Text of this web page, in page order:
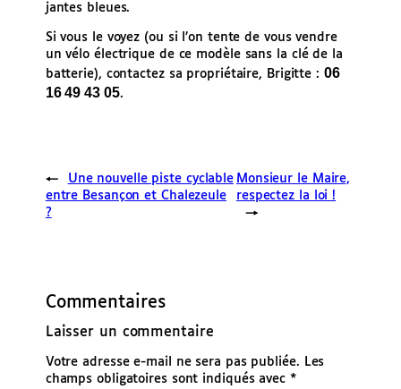
jantes bleues.
Si vous le voyez (ou si l’on tente de vous vendre
un vélo électrique de ce modèle sans la clé de la
batterie), contactez sa propriétaire, Brigitte : 06
16 49 43 05.
←
Une nouvelle piste cyclable
entre Besançon et Chalezeule
?
Monsieur le Maire,
respectez la loi !
→
Commentaires
Laisser un commentaire
Votre adresse e-mail ne sera pas publiée.
Les
champs obligatoires sont indiqués avec *